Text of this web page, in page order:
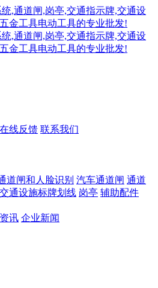
在线反馈 联系我们
道闸和人脸识别 汽车通道闸 通道
交通设施标牌划线 岗亭 辅助配件
讯 企业新闻